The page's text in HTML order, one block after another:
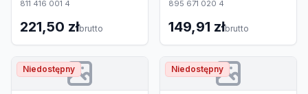
811 416 001 4
221,50 złbrutto
895 671 020 4
149,91 złbrutto
Niedostępny Niedostępny